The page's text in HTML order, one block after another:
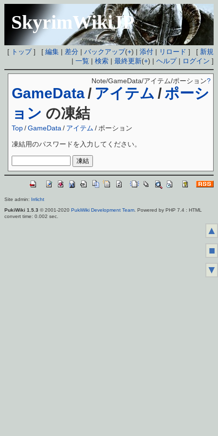
SkyrimWikiJP
[ トップ] [編集 | 差分 |バックアップ(+) |添付 | リロード ] [ 新規
|一覧 |検索 |最終更新(+) |ヘルプ| ログイン ]
GameData / アイテム / ポーシ
ョン の凍結
Note/GameData/アイテム/ポーション?
Top /GameData / アイテム / ポーション
凍結用のパスワードを入力してください。
Site admin: Irrlicht
PukiWiki 1.5.3 © 2001-2020 PukiWiki Development Team. Powered by PHP 7.4 : HTML
convert time: 0.002 sec.
▲
■
▼